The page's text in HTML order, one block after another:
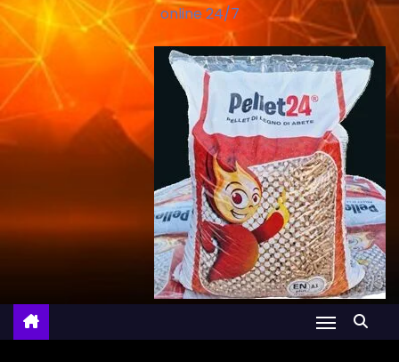
online 24/7